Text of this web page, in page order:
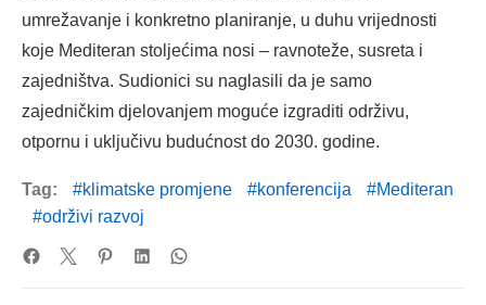
umrežavanje i konkretno planiranje, u duhu vrijednosti
koje Mediteran stoljećima nosi – ravnoteže, susreta i
zajedništva. Sudionici su naglasili da je samo
zajedničkim djelovanjem moguće izgraditi održivu,
otpornu i uključivu budućnost do 2030. godine.
Tag: klimatske promjene konferencija
Mediteran
održivi razvoj